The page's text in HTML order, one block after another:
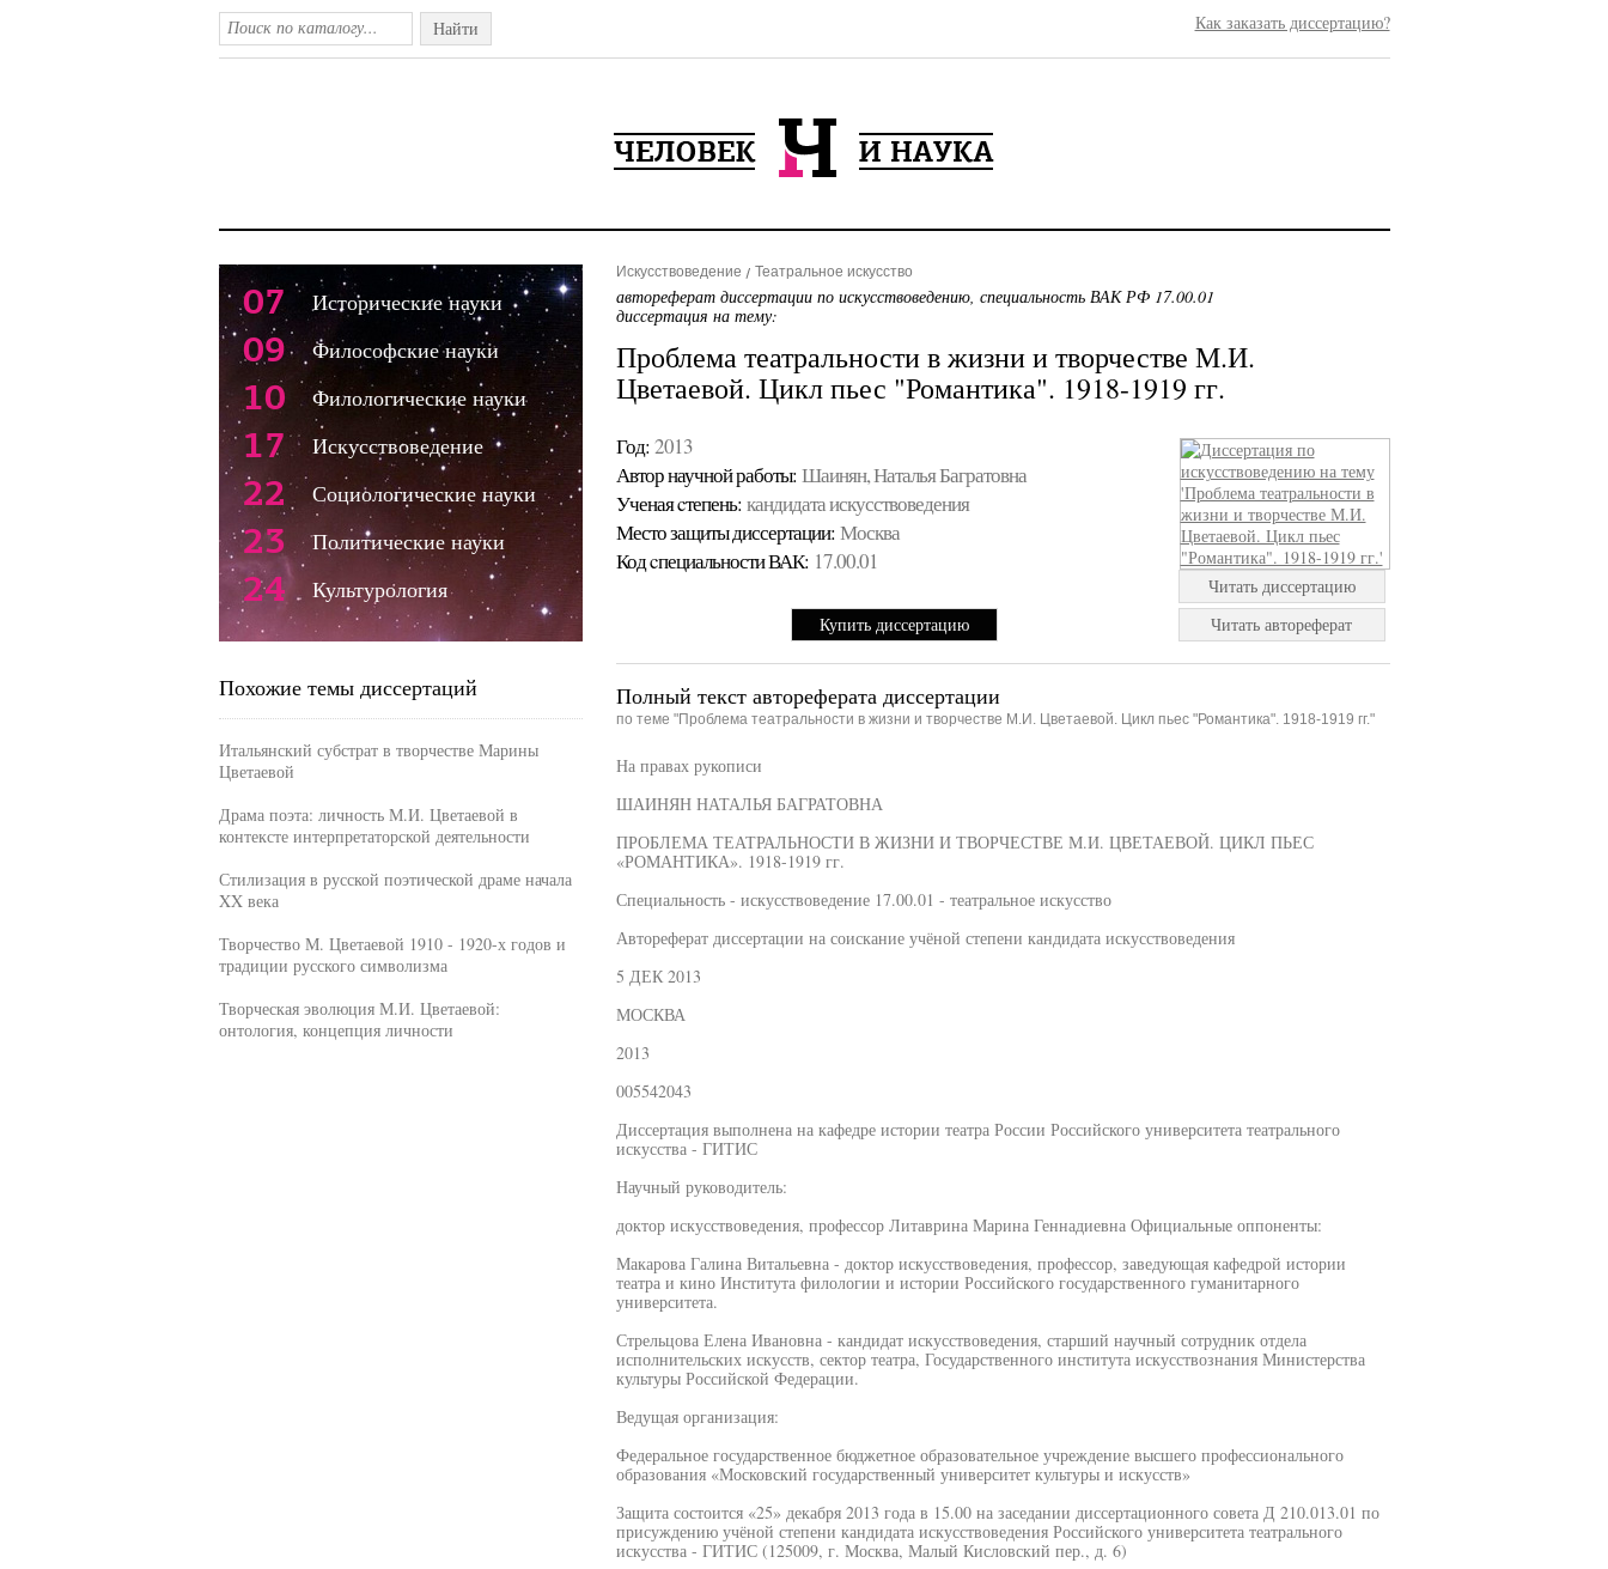
Найти Как заказать диссертацию?
Искусствоведение Театральное искусство
автореферат диссертации по искусствоведению, специальность ВАК РФ 17.00.01
диссертация на тему:
Проблема театральности в жизни и творчестве М.И.
Цветаевой. Цикл пьес "Романтика". 1918-1919 гг.
Год: 2013
Автор научной работы: Шаинян, Наталья Багратовна
Ученая cтепень: кандидата искусствоведения
Место защиты диссертации: Москва
Код cпециальности ВАК: 17.00.01
Купить диссертацию
Читать диссертацию
Читать автореферат
Полный текст автореферата диссертации
по теме "Проблема театральности в жизни и творчестве М.И. Цветаевой. Цикл пьес "Романтика". 1918-1919 гг."
На правах рукописи
ШАИНЯН НАТАЛЬЯ БАГРАТОВНА
ПРОБЛЕМА ТЕАТРАЛЬНОСТИ В ЖИЗНИ И ТВОРЧЕСТВЕ М.И. ЦВЕТАЕВОЙ. ЦИКЛ ПЬЕС
«РОМАНТИКА». 1918-1919 гг.
Специальность - искусствоведение 17.00.01 - театральное искусство
Автореферат диссертации на соискание учёной степени кандидата искусствоведения
5 ДЕК 2013
МОСКВА
2013
005542043
Диссертация выполнена на кафедре истории театра России Российского университета театрального
искусства - ГИТИС
Научный руководитель:
доктор искусствоведения, профессор Литаврина Марина Геннадиевна Официальные оппоненты:
Макарова Галина Витальевна - доктор искусствоведения, профессор, заведующая кафедрой истории
театра и кино Института филологии и истории Российского государственного гуманитарного
университета.
Стрельцова Елена Ивановна - кандидат искусствоведения, старший научный сотрудник отдела
исполнительских искусств, сектор театра, Государственного института искусствознания Министерства
культуры Российской Федерации.
Ведущая организация:
Федеральное государственное бюджетное образовательное учреждение высшего профессионального
образования «Московский государственный университет культуры и искусств»
Защита состоится «25» декабря 2013 года в 15.00 на заседании диссертационного совета Д 210.013.01 по
присуждению учёной степени кандидата искусствоведения Российского университета театрального
искусства - ГИТИС (125009, г. Москва, Малый Кисловский пер., д. 6)
07 Исторические науки
09 Философские науки
10 Филологические науки
17 Искусствоведение
22 Социологические науки
23 Политические науки
24 Культурология
Похожие темы диссертаций
Итальянский субстрат в творчестве Марины
Цветаевой
Драма поэта: личность М.И. Цветаевой в
контексте интерпретаторской деятельности
Стилизация в русской поэтической драме начала
XX века
Творчество М. Цветаевой 1910 - 1920-х годов и
традиции русского символизма
Творческая эволюция М.И. Цветаевой:
онтология, концепция личности